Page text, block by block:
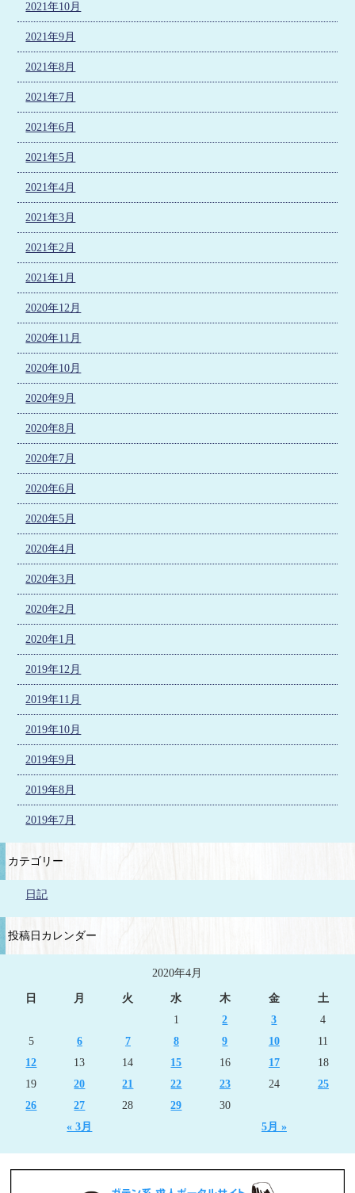
2021年10月
2021年9月
2021年8月
2021年7月
2021年6月
2021年5月
2021年4月
2021年3月
2021年2月
2021年1月
2020年12月
2020年11月
2020年10月
2020年9月
2020年8月
2020年7月
2020年6月
2020年5月
2020年4月
2020年3月
2020年2月
2020年1月
2019年12月
2019年11月
2019年10月
2019年9月
2019年8月
2019年7月
カテゴリー
日記
投稿日カレンダー
2020年4月
日 月 火 水 木 金 土
« 3月 5月 »
1 2 3
4
5
6 7 8 9 10
11
12
13 14 15 16 17
18
19
20 21 22 23 24
25
26
27 28 29 30